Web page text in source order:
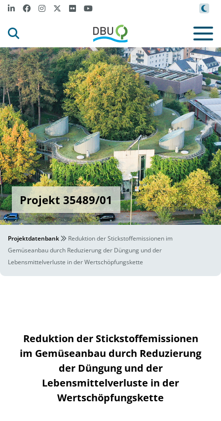
Projekt 35489/01
Projektdatenbank
Reduktion der Stickstoffemissionen im
Gemüseanbau durch Reduzierung der Düngung und der
Lebensmittelverluste in der Wertschöpfungskette
Reduktion der Stickstoffemissionen
im Gemüseanbau durch Reduzierung
der Düngung und der
Lebensmittelverluste in der
Wertschöpfungskette